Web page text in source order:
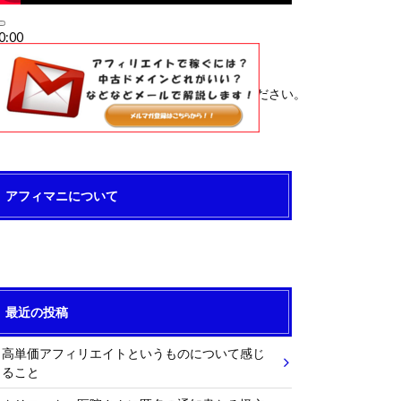
ボリューム調節には上下矢印キーを使ってください。
アフィマニについて
最近の投稿
高単価アフィリエイトというものについて感じ
ること